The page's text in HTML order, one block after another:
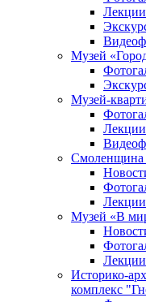
Музей
Музей-
Смоленщина
Музей «В
Историко-
комплекс